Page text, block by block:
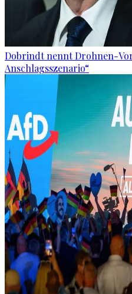
Dobrindt nennt Drohnen-
Anschlagsszenario“